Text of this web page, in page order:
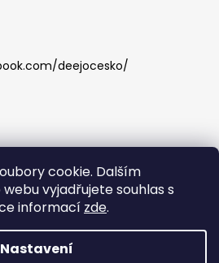
cookie. Dalším
vyjadřujete souhlas s
informací zde.
Nastavení
deejocesko/